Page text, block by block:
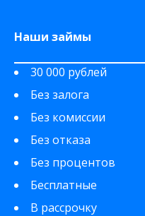
Наши займы
30 000 рублей
Без залога
Без комиссии
Без отказа
Без процентов
Бесплатные
В рассрочку